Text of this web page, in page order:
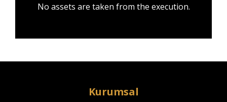
No assets are taken from the execution.
Kurumsal